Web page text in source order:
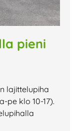
pieni
lajittelupiha
pe klo 10-17).